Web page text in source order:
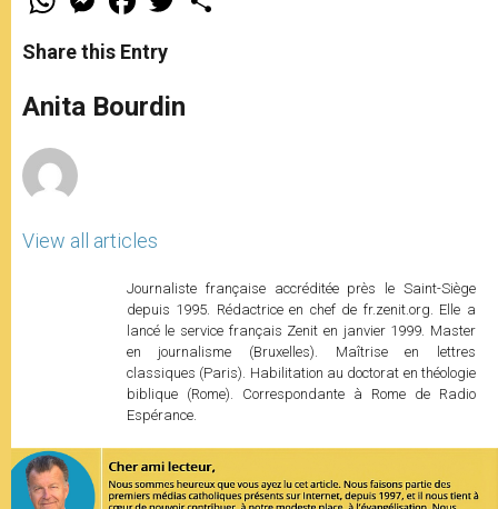
t
s
p
p
e
s
e
g
e
a
e
b
o
k
w
r
Share this Entry
Anita Bourdin
View all articles
Journaliste française accréditée près le Saint-Siège
depuis 1995. Rédactrice en chef de fr.zenit.org. Elle a
lancé le service français Zenit en janvier 1999. Master
en journalisme (Bruxelles). Maîtrise en lettres
classiques (Paris). Habilitation au doctorat en théologie
biblique (Rome). Correspondante à Rome de Radio
Espérance.